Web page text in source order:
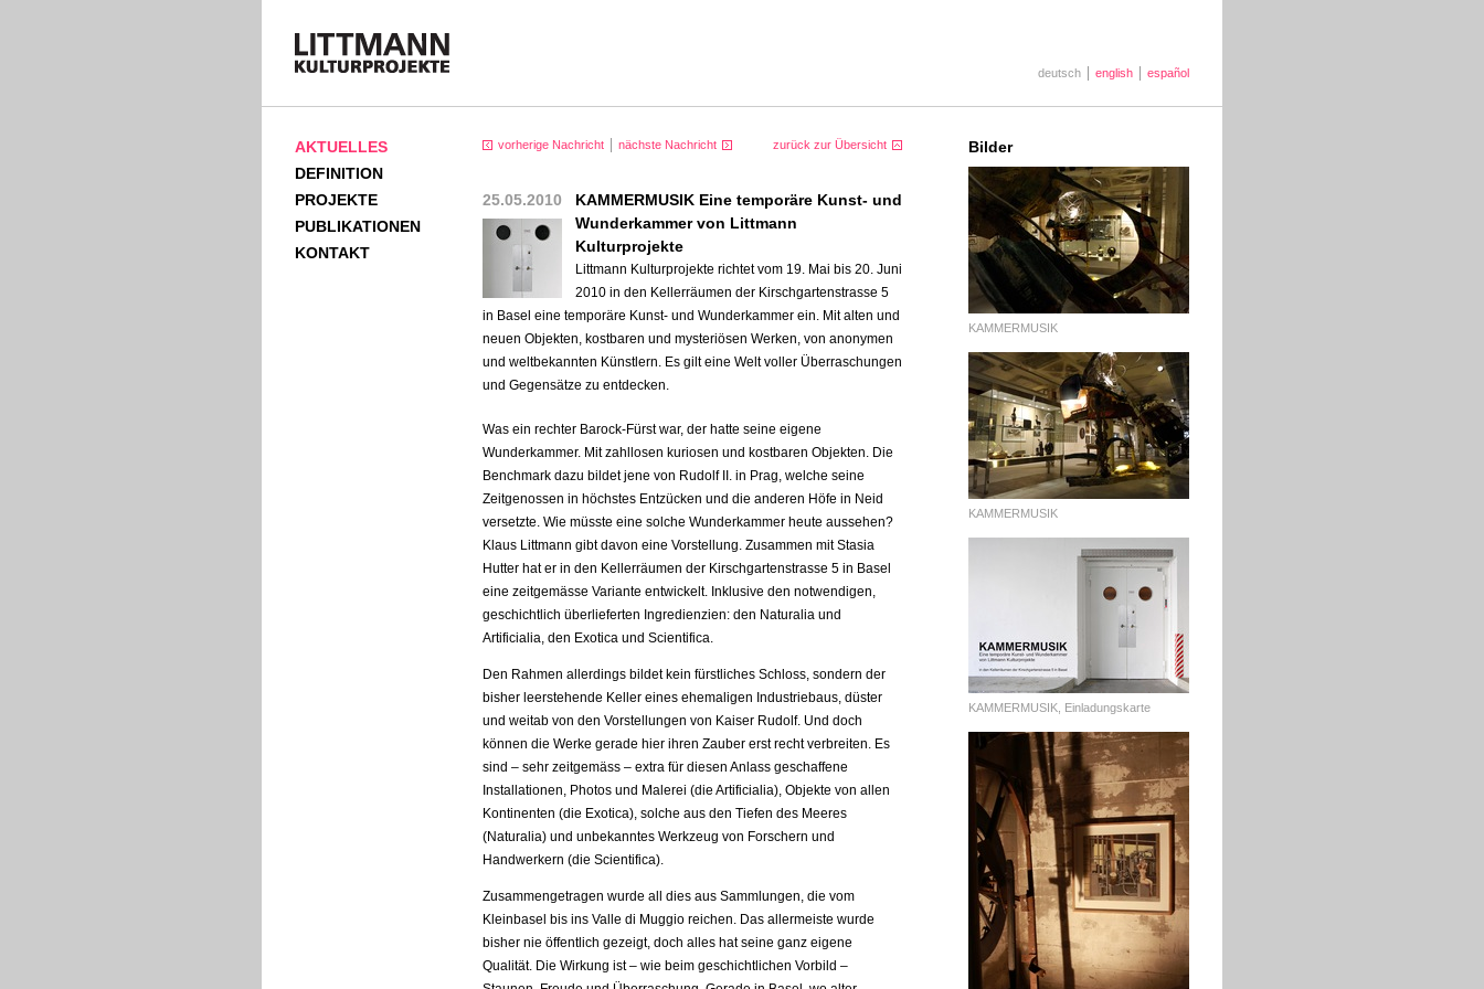
deutsch english español
AKTUELLES
DEFINITION
PROJEKTE
PUBLIKATIONEN
KONTAKT
vorherige Nachricht nächste Nachricht zurück zur Übersicht
25.05.2010
KAMMERMUSIK Eine temporäre Kunst- und
Wunderkammer von Littmann
Kulturprojekte
Littmann Kulturprojekte richtet vom 19. Mai bis 20. Juni
2010 in den Kellerräumen der Kirschgartenstrasse 5
in Basel eine temporäre Kunst- und Wunderkammer ein. Mit alten und
neuen Objekten, kostbaren und mysteriösen Werken, von anonymen
und weltbekannten Künstlern. Es gilt eine Welt voller Überraschungen
und Gegensätze zu entdecken.
Was ein rechter Barock-Fürst war, der hatte seine eigene
Wunderkammer. Mit zahllosen kuriosen und kostbaren Objekten. Die
Benchmark dazu bildet jene von Rudolf II. in Prag, welche seine
Zeitgenossen in höchstes Entzücken und die anderen Höfe in Neid
versetzte. Wie müsste eine solche Wunderkammer heute aussehen?
Klaus Littmann gibt davon eine Vorstellung. Zusammen mit Stasia
Hutter hat er in den Kellerräumen der Kirschgartenstrasse 5 in Basel
eine zeitgemässe Variante entwickelt. Inklusive den notwendigen,
geschichtlich überlieferten Ingredienzien: den Naturalia und
Artificialia, den Exotica und Scientifica.
Den Rahmen allerdings bildet kein fürstliches Schloss, sondern der
bisher leerstehende Keller eines ehemaligen Industriebaus, düster
und weitab von den Vorstellungen von Kaiser Rudolf. Und doch
können die Werke gerade hier ihren Zauber erst recht verbreiten. Es
sind – sehr zeitgemäss – extra für diesen Anlass geschaffene
Installationen, Photos und Malerei (die Artificialia), Objekte von allen
Kontinenten (die Exotica), solche aus den Tiefen des Meeres
(Naturalia) und unbekanntes Werkzeug von Forschern und
Handwerkern (die Scientifica).
Zusammengetragen wurde all dies aus Sammlungen, die vom
Kleinbasel bis ins Valle di Muggio reichen. Das allermeiste wurde
bisher nie öffentlich gezeigt, doch alles hat seine ganz eigene
Qualität. Die Wirkung ist – wie beim geschichtlichen Vorbild –
Bilder
KAMMERMUSIK
KAMMERMUSIK
KAMMERMUSIK, Einladungskarte